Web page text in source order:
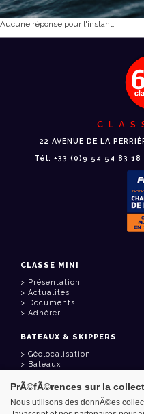
Aucune réponse pour l'instant.
22 AVENUE DE LA
Tél: +33 (0)9 54 54 83 18
CLASSE MINI
Présentation
Actualités
Documents
Adhérer
BATEAUX & SKIPPERS
Géolocalisation
Bateaux
LIENS UTILES
PrÃ©fÃ©rences sur la
Nous utilisons des donnÃ©es